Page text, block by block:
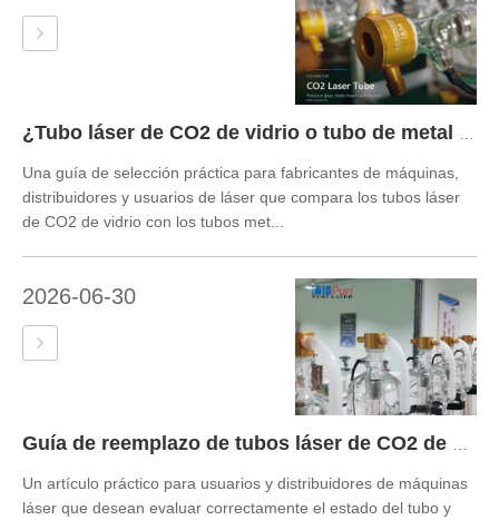
Una guía de selección práctica para fabricantes de máquinas,
distribuidores y usuarios de láser que compara los tubos láser
de CO2 de vidrio con los tubos met...
2026-06-30
Un artículo práctico para usuarios y distribuidores de máquinas
láser que desean evaluar correctamente el estado del tubo y